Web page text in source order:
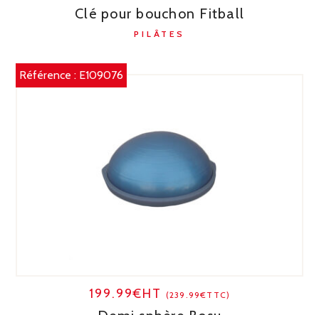
Clé pour bouchon Fitball
PILÂTES
Référence : E109076
199.99€HT (239.99€TTC)